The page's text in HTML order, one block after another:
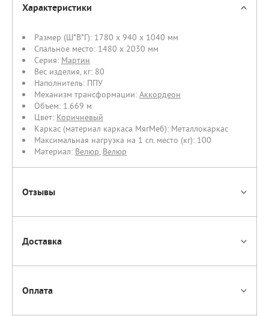
Характеристики
Размер (Ш*В*Г): 1780 x 940 x 1040 мм
Спальное место: 1480 х 2030 мм
Серия: Мартин
Вес изделия, кг: 80
Наполнитель: ППУ
Механизм трансформации: Аккордеон
Объем: 1.669 м
Цвет: Коричневый
Каркас (материал каркаса МягМеб): Металлокаркас
Максимальная нагрузка на 1 сп. место (кг): 100
Материал: Велюр, Велюр
Отзывы
Доставка
Оплата